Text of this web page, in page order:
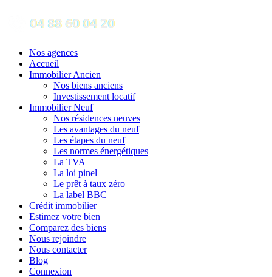
Nos agences
Accueil
Immobilier Ancien
Nos biens anciens
Investissement locatif
Immobilier Neuf
Nos résidences neuves
Les avantages du neuf
Les étapes du neuf
Les normes énergétiques
La TVA
La loi pinel
Le prêt à taux zéro
La label BBC
Crédit immobilier
Estimez votre bien
Comparez des biens
Nous rejoindre
Nous contacter
Blog
Connexion